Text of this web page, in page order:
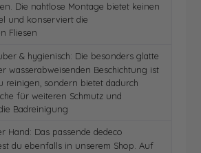
Die nahtlose Montage bietet keinen
und konserviert die
Fliesen
& hygienisch: Die besonders glatte
wasserabweisenden Beschichtung ist
reinigen, sondern bietet dadurch
für weiteren Schmutz und
Badreinigung
Hand: Das passende dedeco
du ebenfalls in unserem Shop. Auf